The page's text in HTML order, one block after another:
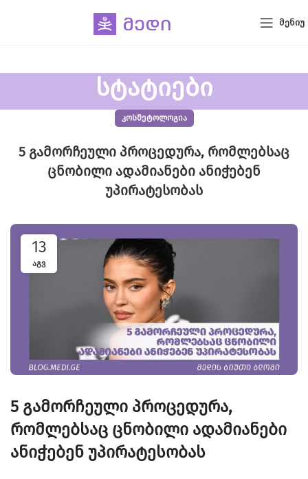
ᲛᲔᲜᲘᲣ
სტატიები
ᲙᲝᲡᲛᲔᲢᲝᲚᲝᲒᲘᲐ
5 გამორჩეული პროცედურა, რომლებსაც
ცნობილი ადამიანები ანიჭებენ
უპირატესობას
13
ᲐᲒᲕ
5 გამორჩეული პროცედურა,
რომლებსაც ცნობილი ადამიანები
ანიჭებენ უპირატესობას